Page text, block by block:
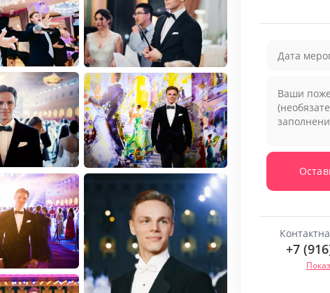
- участник шоу «Танцы со Звёздами» на телеканале
эфиров боролся за победу в паре с моделью
- главная роль на сцене Государственного
(44 спектакля , которые пришли посмотреть более
зрителей)
+7